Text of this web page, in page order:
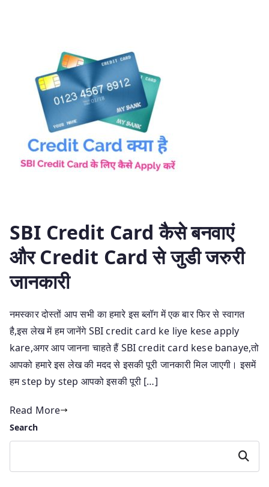
SBI Credit Card कैसे बनवाएं
और Credit Card से जुडी जरुरी
जानकारी
नमस्कार दोस्तों आप सभी का हमारे इस ब्लॉग में एक बार फिर से स्वागत
है,इस लेख में हम जानेंगे SBI credit card ke liye kese apply
kare,अगर आप जानना चाहते हैं SBI credit card kese banaye,तो
आपको हमारे इस लेख की मदद से इसकी पूरी जानकारी मिल जाएगी। इसमें
हम step by step आपको इसकी पूरी […]
Read More
Search
Search